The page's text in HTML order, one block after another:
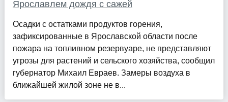
Ярославлем дождя с сажей
Осадки с остатками продуктов горения,
зафиксированные в Ярославской области после
пожара на топливном резервуаре, не представляют
угрозы для растений и сельского хозяйства, сообщил
губернатор Михаил Евраев. Замеры воздуха в
ближайшей жилой зоне не в...